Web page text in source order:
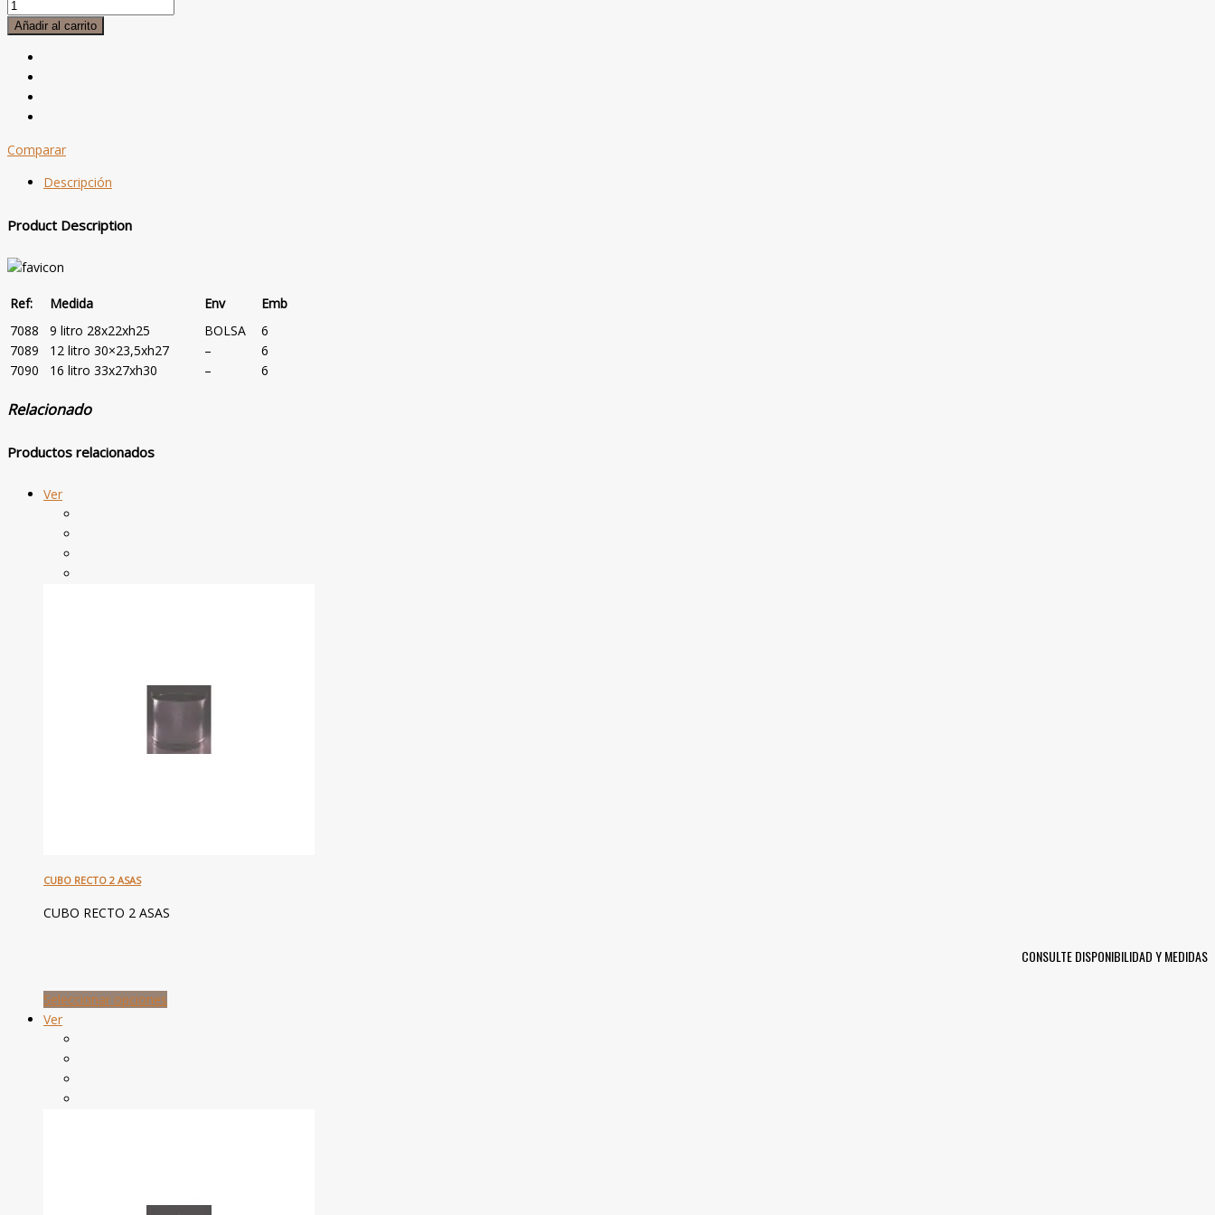
CUBO
INOXIDABLE,
Cónica
cantidad
Añadir al carrito
Comparar
Descripción
Product Description
Ref: Medida Env
Emb
7088
7089
7090
9 litro 28x22xh25
12 litro 30×23,5xh27
16 litro 33x27xh30
BOLSA
–
–
6
6
6
Relacionado
Productos relacionados
Ver
CUBO RECTO 2 ASAS
CUBO RECTO 2 ASAS
CONSULTE DISPONIBILIDAD Y MEDIDAS
Seleccionar opciones
Ver